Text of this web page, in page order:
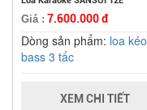
Giá : 7.600.000 đ
Dòng sản phẩm: loa kéo
bass 3 tấc
XEM CHI TIẾT